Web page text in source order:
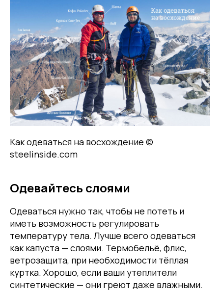
Как одеваться на восхождение ©
steelinside.com
Одевайтесь слоями
Одеваться нужно так, чтобы не потеть и
иметь возможность регулировать
температуру тела. Лучше всего одеваться
как капуста — слоями. Термобельё, флис,
ветрозащита, при необходимости тёплая
куртка. Хорошо, если ваши утеплители
синтетические — они греют даже влажными.